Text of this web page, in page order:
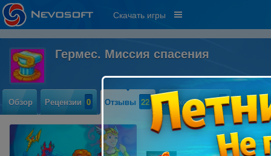
Скачать игры
Гермес. Миссия спасения
Обзор Рецензии 0 Отзывы 22 Прохождение 0